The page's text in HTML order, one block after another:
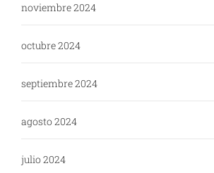
noviembre 2024
octubre 2024
septiembre 2024
agosto 2024
julio 2024